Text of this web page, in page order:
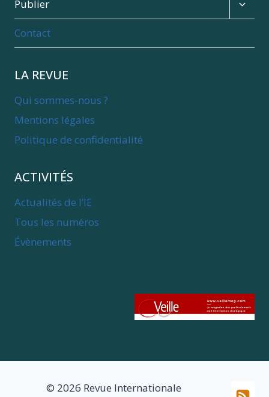
Publier
child
Contact
LA REVUE
Qui sommes-nous ?
Mentions légales
Politique de confidentialité
ACTIVITÉS
Actualités de l’IE
Tous les numéros
Évènements
© 2026 Revue Internationale